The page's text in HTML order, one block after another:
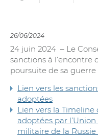
26/06/2024
24 juin 2024 – Le
sanctions à l’encontre
poursuite de sa guerre
Lien vers les
adoptées
Lien vers la Timeline
adoptées par
militaire de la Russie